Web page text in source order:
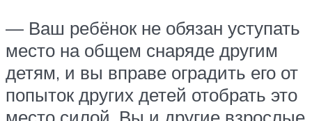
— Ваш ребёнок не обязан уступать
место на общем снаряде другим
детям, и вы вправе оградить его от
попыток других детей отобрать это